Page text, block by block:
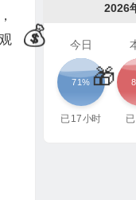
2026
今日
71%
已17小时 已